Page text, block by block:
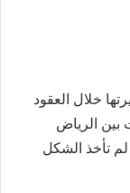
خلال العقود
بين الرياض
لم تأخذ الشكل